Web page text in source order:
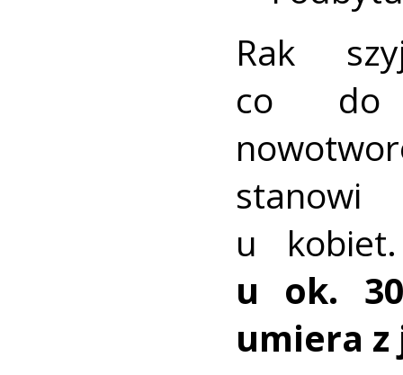
Rak
co do
stanowi
u
u ok.
umiera z